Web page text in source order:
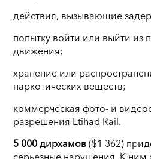
действия, вызывающие
попытку войти или выйти из
движения;
хранение или
наркотических веществ;
коммерческая фото- и
разрешения Etihad Rail.
5 000 дирхамов ($1 362)
серьезные нарушения. К ним